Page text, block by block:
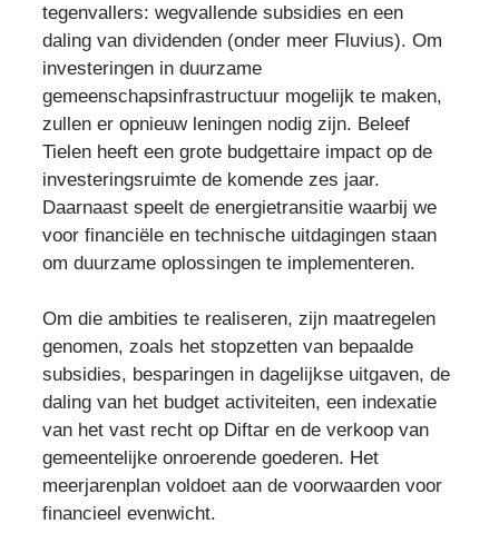
tegenvallers: wegvallende subsidies en een
daling van dividenden (onder meer Fluvius). Om
investeringen in duurzame
gemeenschapsinfrastructuur mogelijk te maken,
zullen er opnieuw leningen nodig zijn. Beleef
Tielen heeft een grote budgettaire impact op de
investeringsruimte de komende zes jaar.
Daarnaast speelt de energietransitie waarbij we
voor financiële en technische uitdagingen staan
om duurzame oplossingen te implementeren.
Om die ambities te realiseren, zijn maatregelen
genomen, zoals het stopzetten van bepaalde
subsidies, besparingen in dagelijkse uitgaven, de
daling van het budget activiteiten, een indexatie
van het vast recht op Diftar en de verkoop van
gemeentelijke onroerende goederen. Het
meerjarenplan voldoet aan de voorwaarden voor
financieel evenwicht.